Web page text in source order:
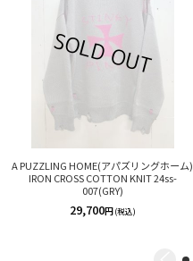
A PUZZLING HOME(アパズリングホーム)
IRON CROSS COTTON KNIT 24ss-
007(GRY)
29,700円 (税込)